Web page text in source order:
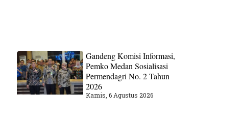
Gandeng Komisi Informasi,
Pemko Medan Sosialisasi
Permendagri No. 2 Tahun
2026
Kamis, 6 Agustus 2026